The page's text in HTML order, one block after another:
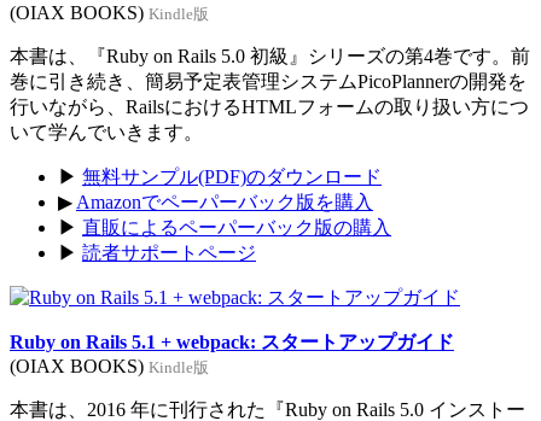
(OIAX BOOKS) Kindle版
本書は、『Ruby on Rails 5.0 初級』シリーズの第4巻です。前
巻に引き続き、簡易予定表管理システムPicoPlannerの開発を
行いながら、RailsにおけるHTMLフォームの取り扱い方につ
いて学んでいきます。
▶ 無料サンプル(PDF)のダウンロード
▶ Amazonでペーパーバック版を購入
▶ 直販によるペーパーバック版の購入
▶ 読者サポートページ
Ruby on Rails 5.1 + webpack: スタートアップガイド
(OIAX BOOKS) Kindle版
本書は、2016 年に刊行された『Ruby on Rails 5.0 インストー